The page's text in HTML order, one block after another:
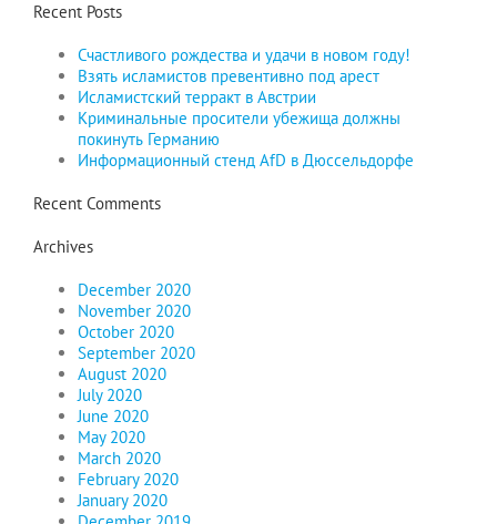
Recent Posts
Счастливого рождества и удачи в новом году!
Взять исламистов превентивно под арест
Исламистский терракт в Австрии
Криминальные просители убежища должны
покинуть Германию
Информационный стенд AfD в Дюссельдорфе
Recent Comments
Archives
December 2020
November 2020
October 2020
September 2020
August 2020
July 2020
June 2020
May 2020
March 2020
February 2020
January 2020